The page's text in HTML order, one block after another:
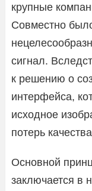
крупные
Совместно
сигнал.
к решению о
интерфейса,
исходное
потерь
Основной
заключается в